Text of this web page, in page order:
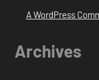
A WordPress
Archives